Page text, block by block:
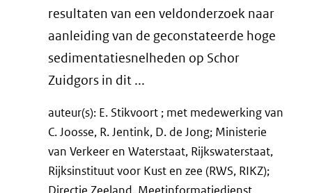
resultaten van een veldonderzoek naar
aanleiding van de geconstateerde hoge
sedimentatiesnelheden op Schor
Zuidgors in dit ...
auteur(s): E. Stikvoort ; met medewerking van
C. Joosse, R. Jentink, D. de Jong; Ministerie
van Verkeer en Waterstaat, Rijkswaterstaat,
Rijksinstituut voor Kust en zee (RWS, RIKZ);